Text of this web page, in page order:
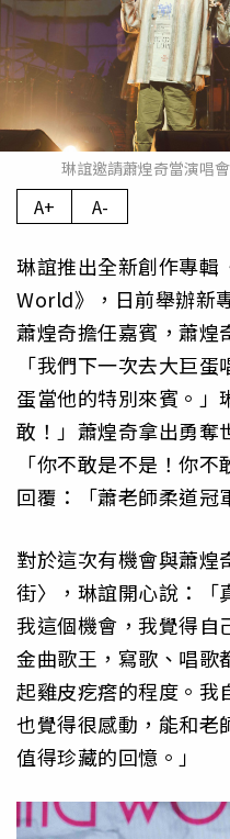
琳誼邀請蕭煌奇當演唱
A+ A-
琳誼推出全新創作專輯
World》，日前舉辦新
蕭煌奇擔任嘉賓，蕭煌
「我們下一次去大巨
蛋當他的特別來賓。」
敢！」蕭煌奇拿出勇奪
「你不敢是不是！你
回覆：「蕭老師柔道
對於這次有機會與蕭煌
街〉，琳誼開心說：「
我這個機會，我覺得自
金曲歌王，寫歌、唱歌
起雞皮疙瘩的程度。我
也覺得很感動，能和老
值得珍藏的回憶。」